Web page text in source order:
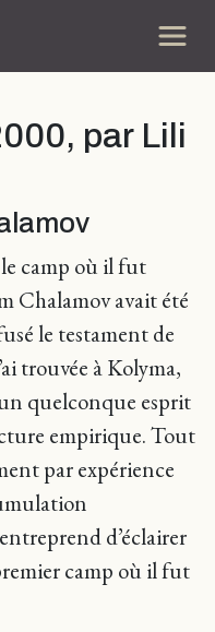
par Lili
le camp où il fut
Chalamov avait été
le testament de
trouvée à Kolyma,
quelconque esprit
empirique. Tout
par expérience
d’éclairer
camp où il fut